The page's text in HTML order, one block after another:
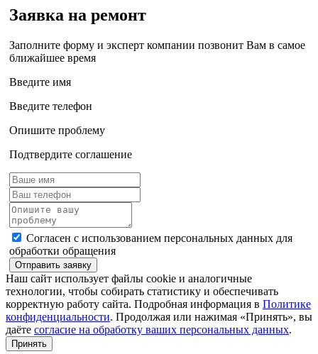
Заявка на ремонт
Заполните форму и эксперт компании позвонит Вам в самое
ближайшее время
Введите имя
Введите телефон
Опишите проблему
Подтвердите соглашение
Согласен с использованием персональных данных для
обработки обращения
Отправить заявку
Наш сайт использует файлы cookie и аналогичные
технологии, чтобы собирать статистику и обеспечивать
корректную работу сайта. Подробная информация в Политике
конфиденциальности. Продолжая или нажимая «Принять», вы
даёте согласие на обработку ваших персональных данных.
Принять